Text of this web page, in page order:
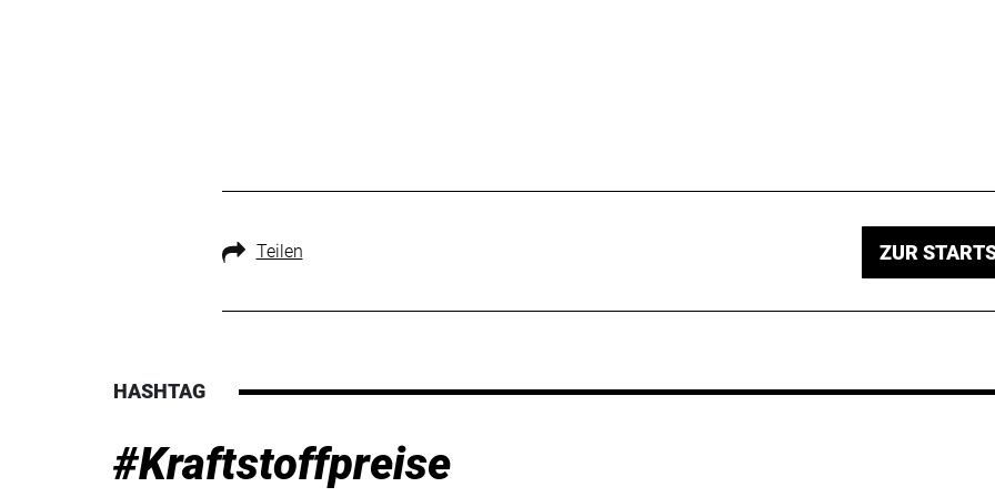
Teilen ZUR
HASHTAG
#Kraftstoffpreise